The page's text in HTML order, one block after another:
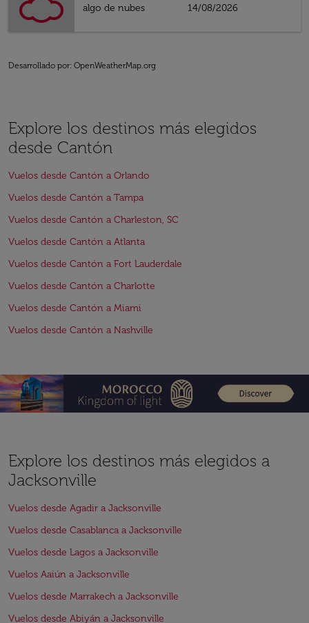
algo de nubes
14/08/2026
Desarrollado por: OpenWeatherMap.org
Explore los destinos más elegidos
desde Cantón
Vuelos desde Cantón a Orlando
Vuelos desde Cantón a Tampa
Vuelos desde Cantón a Charleston, SC
Vuelos desde Cantón a Atlanta
Vuelos desde Cantón a Fort Lauderdale
Vuelos desde Cantón a Charlotte
Vuelos desde Cantón a Miami
Vuelos desde Cantón a Nashville
Explore los destinos más elegidos a
Jacksonville
Vuelos desde Agadir a Jacksonville
Vuelos desde Casablanca a Jacksonville
Vuelos desde Lagos a Jacksonville
Vuelos Aaiún a Jacksonville
Vuelos desde Marrakech a Jacksonville
Vuelos desde Abiyán a Jacksonville